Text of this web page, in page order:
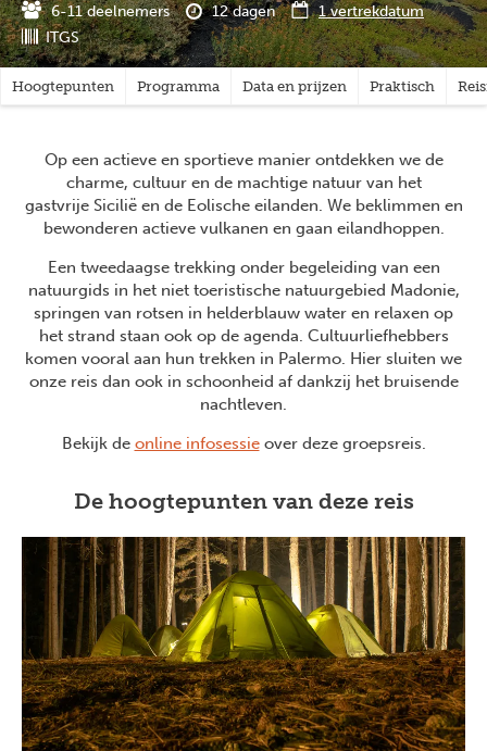
6-11 deelnemers 12 dagen
1 vertrekdatum
ITGS
Hoogtepunten Programma Data en prijzen Praktisch
Op een actieve en sportieve manier ontdekken we de
charme, cultuur en de machtige natuur van het
gastvrije Sicilië en de Eolische eilanden. We beklimmen en
bewonderen actieve vulkanen en gaan eilandhoppen.
Een tweedaagse trekking onder begeleiding van een
natuurgids in het niet toeristische natuurgebied Madonie,
springen van rotsen in helderblauw water en relaxen op
het strand staan ook op de agenda. Cultuurliefhebbers
komen vooral aan hun trekken in Palermo. Hier sluiten we
onze reis dan ook in schoonheid af dankzij het bruisende
nachtleven.
Bekijk de online infosessieover deze groepsreis.
De hoogtepunten van deze reis